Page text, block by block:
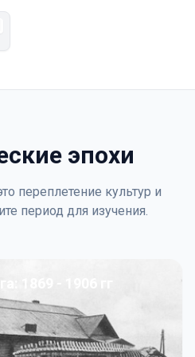
эпохи
переплетение культур и
период для изучения.
1869 - 1906 гг